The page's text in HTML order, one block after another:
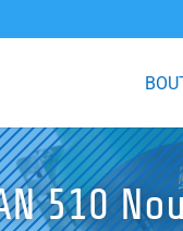
510